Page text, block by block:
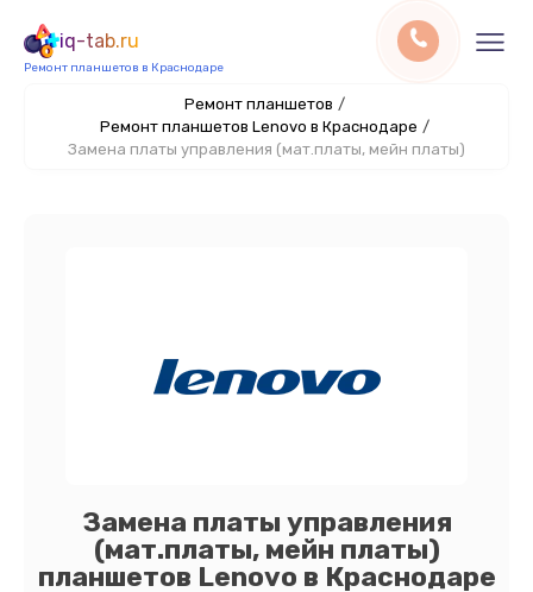
iq-tab.ru
Ремонт планшетов в Краснодаре
Ремонт планшетов /
Ремонт планшетов Lenovo в Краснодаре /
Замена платы управления (мат.платы, мейн платы)
Замена платы управления
(мат.платы, мейн платы)
планшетов Lenovo в Краснодаре